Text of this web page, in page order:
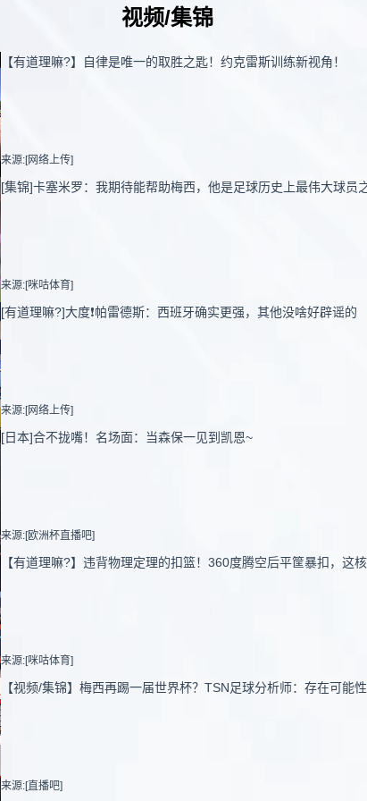
视频/集锦
【有道理嘛?】自律是唯一的取胜之匙！约克雷斯训练新视角！
来源:[网络上传]
[集锦]卡塞米罗：我期待能帮助梅西，他是足球历史上最伟大球员
来源:[咪咕体育]
[有道理嘛?]大度❗️帕雷德斯：西班牙确实更强，其他没啥好辟谣的
来源:[网络上传]
[日本]合不拢嘴！名场面：当森保一见到凯恩~
来源:[欧洲杯直播吧]
【有道理嘛?】违背物理定理的扣篮！360度腾空后平筐暴扣，这
来源:[咪咕体育]
【视频/集锦】梅西再踢一届世界杯？TSN足球分析师：存在可能
来源:[直播吧]